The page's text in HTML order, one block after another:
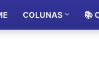
COLUNAS 📚